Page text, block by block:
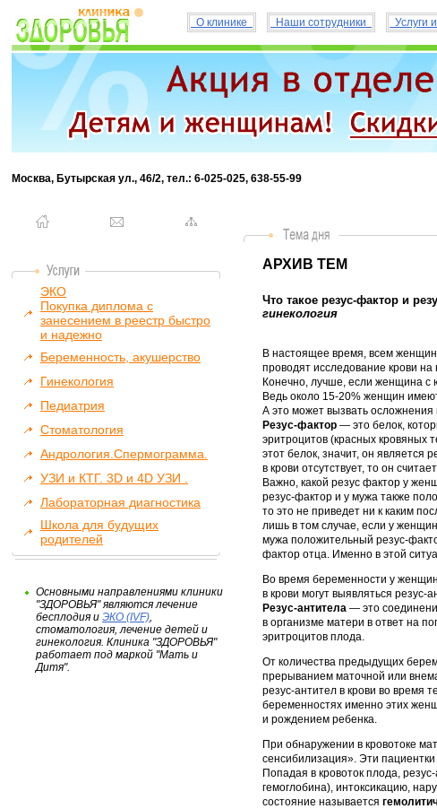
О клинике Наши сотрудники Услуги
Москва, Бутырская ул., 46/2, тел.: 6-025-025, 638-55-99
ЭКО
Покупка диплома с
занесением в реестр быстро
и надежно
Беременность, акушерство
Гинекология
Педиатрия
Стоматология
Андрология.Спермограмма.
УЗИ и КТГ. 3D и 4D УЗИ .
Лабораторная диагностика
Школа для будущих
родителей
Основными направлениями клиники
"ЗДОРОВЬЯ" являются лечение
бесплодия и ЭКО (IVF),
стоматология, лечение детей и
гинекология. Клиника "ЗДОРОВЬЯ"
работает под маркой "Мать и
Дитя".
АРХИВ ТЕМ
Что такое резус-фактор и
гинекология
В настоящее время, всем
проводят исследование крови на
Конечно, лучше, если женщина с
Ведь около 15-20% женщин
А это может вызвать
Резус-фактор — это белок,
эритроцитов (красных кровяных
этот белок, значит, он является
в крови отсутствует, то он
Важно, какой резус фактор у
резус-фактор и у мужа также
то это не приведет ни к каким
лишь в том случае, если у
мужа положительный резус-
фактор отца. Именно в этой
Во время беременности у
в крови могут выявляться резус-
Резус-антитела — это
в организме матери в ответ на
эритроцитов плода.
От количества предыдущих
прерыванием маточной или
резус-антител в крови во время
беременностях именно этих
и рождением ребенка.
При обнаружении в кровотоке
сенсибилизация». Эти
Попадая в кровоток плода,
гемоглобина), интоксикацию,
состояние называется